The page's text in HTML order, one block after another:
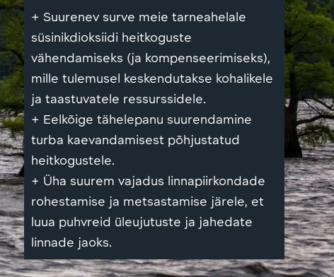
+ Suurenev surve meie tarneahelale
süsinikdioksiidi heitkoguste
vähendamiseks (ja kompenseerimiseks),
mille tulemusel keskendutakse kohalikele
ja taastuvatele ressurssidele.
+ Eelkõige tähelepanu suurendamine
turba kaevandamisest põhjustatud
heitkogustele.
+ Üha suurem vajadus linnapiirkondade
rohestamise ja metsastamise järele, et
luua puhvreid üleujutuste ja jahedate
linnade jaoks.